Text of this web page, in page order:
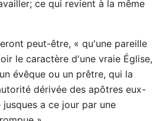
ce qui revient à la même
peut-être, « qu'une pareille
le caractère d'une vraie Église,
évêque ou un prêtre, qui la
dérivée des apôtres eux-
a ce jour par une